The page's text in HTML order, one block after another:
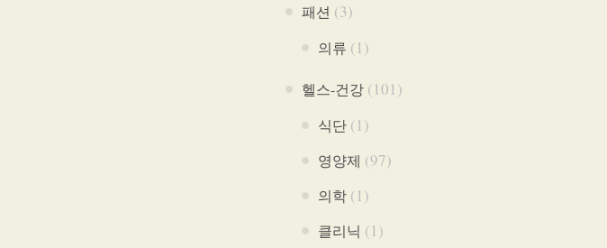
패션 (3)
의류 (1)
헬스-건강 (101)
식단 (1)
영양제 (97)
의학 (1)
클리닉 (1)